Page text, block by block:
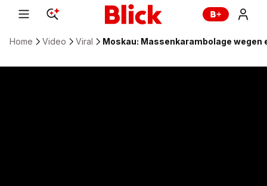
Home Video Viral Moskau: Massenkarambolage wegen